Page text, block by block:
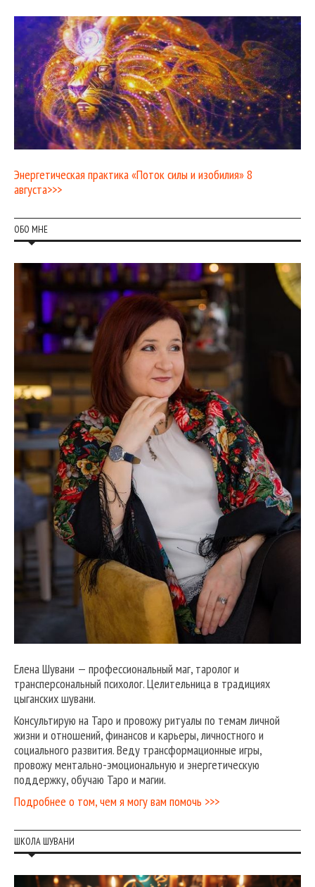
Энергетическая практика «Поток силы и изобилия» 8
августа>>>
ОБО МНЕ
Елена Шувани — профессиональный маг, таролог и
трансперсональный психолог. Целительница в традициях
цыганских шувани.
Консультирую на Таро и провожу ритуалы по темам личной
жизни и отношений, финансов и карьеры, личностного и
социального развития. Веду трансформационные игры,
провожу ментально-эмоциональную и энергетическую
поддержку, обучаю Таро и магии.
Подробнее о том, чем я могу вам помочь >>>
ШКОЛА ШУВАНИ